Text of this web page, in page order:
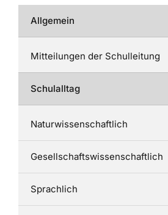
Allgemein
Mitteilungen der Schulleitung
Schulalltag
Naturwissenschaftlich
Gesellschaftswissenschaftlich
Sprachlich